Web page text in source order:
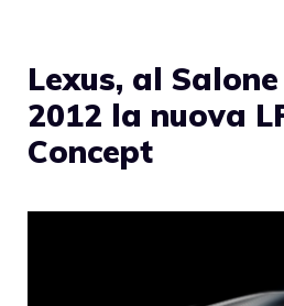
Lexus, al
2012 la nuova
Concept